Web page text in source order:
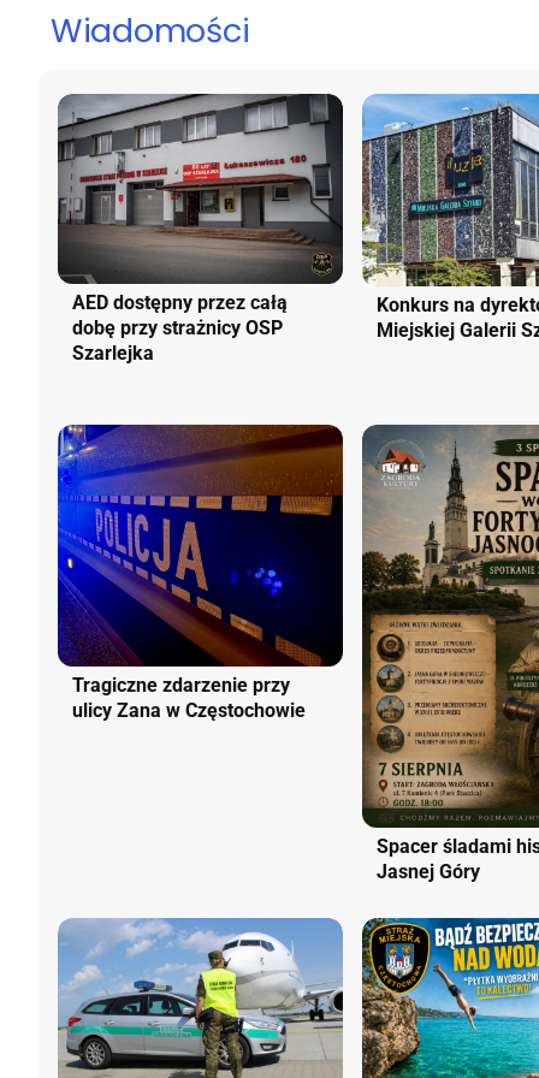
Wiadomości
AED dostępny przez całą
dobę przy strażnicy OSP
Szarlejka
Konkurs na
Miejskiej Galerii
Tragiczne zdarzenie przy
ulicy Zana w Częstochowie
Spacer śladami
Jasnej Góry